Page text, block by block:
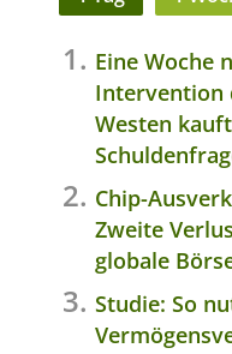
Eine Woche
Intervention
Westen
Chip-
Zweite
globale
Studie: So